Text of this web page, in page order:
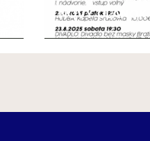
NOVÝ ČLÁNOK